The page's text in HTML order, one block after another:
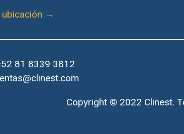
ubicación →
81 8339 3812
Copyright © 2022 Clinest.